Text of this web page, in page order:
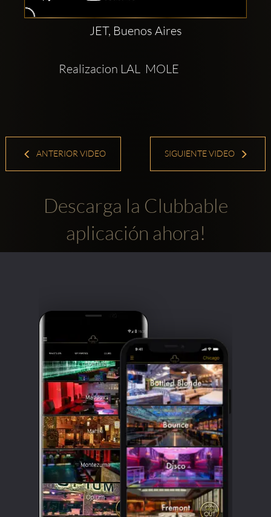
JET, Buenos Aires
Realizacion LAL  MOLE
ANTERIOR VIDEO SIGUIENTE VIDEO
Descarga la Clubbable
aplicación ahora!